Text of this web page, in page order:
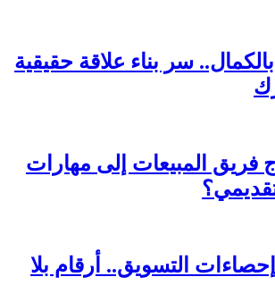
سر بناء علاقة حقيقية
فريق المبيعات إلى مهارات
إحصاءات التسويق.. أرقام بلا